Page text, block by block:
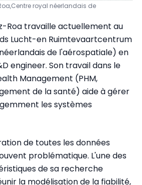
Centre royal néerlandais de
Roa travaille actuellement au
Lucht-en Ruimtevaartcentrum
de l'aérospatiale) en
engineer. Son travail dans le
Management (PHM,
de la santé) aide à gérer
les systèmes
de toutes les données
problématique. L'une des
de sa recherche
la modélisation de la fiabilité,